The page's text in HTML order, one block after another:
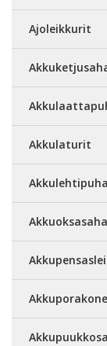
Ajoleikkurit
Akkulaturit